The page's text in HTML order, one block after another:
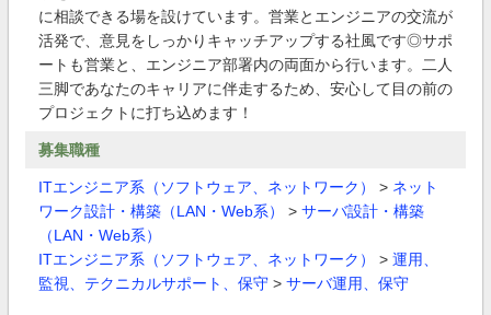
に相談できる場を設けています。営業とエンジニアの交流が
活発で、意見をしっかりキャッチアップする社風です◎サポ
ートも営業と、エンジニア部署内の両面から行います。二人
三脚であなたのキャリアに伴走するため、安心して目の前の
プロジェクトに打ち込めます！
募集職種
ITエンジニア系（ソフトウェア、ネットワーク） > ネット
ワーク設計・構築（LAN・Web系）
> サーバ設計・構築
（LAN・Web系）
ITエンジニア系（ソフトウェア、ネットワーク）
> 運用、
監視、テクニカルサポート、保守 > サーバ運用、保守